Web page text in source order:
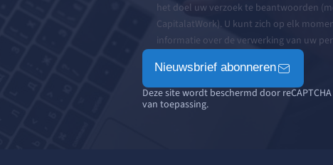
het doel uw verzoek te beantwoorden
CapitalatWork). U kunt zich op elk
informatie over de verwerking van uw
Nieuwsbrief abonneren
Deze site wordt beschermd door
van toepassing.